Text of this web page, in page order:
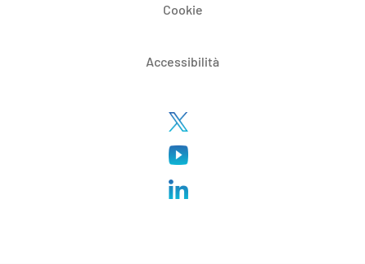
Cookie
Accessibilità